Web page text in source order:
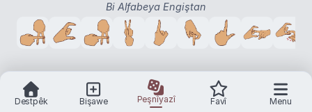
Bi Alfabeya Engiştan
Destpêk Bişawe Peşnîyazî Favî Menu